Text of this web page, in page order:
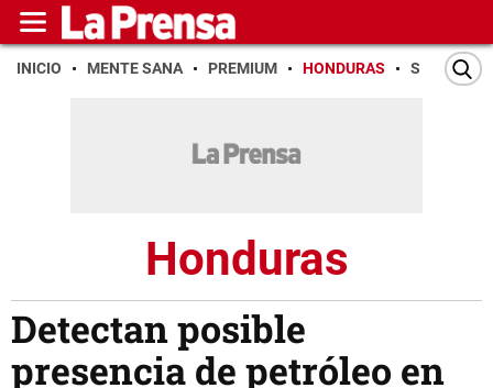
INICIO MENTE SANA PREMIUM HONDURAS SAN PEDRO
Honduras
Detectan posible
presencia de petróleo en